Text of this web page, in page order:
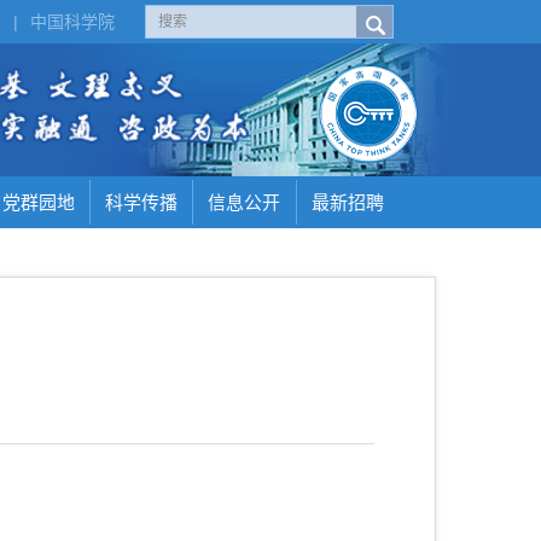
中国科学院
|
党群园地 科学传播 信息公开 最新招聘